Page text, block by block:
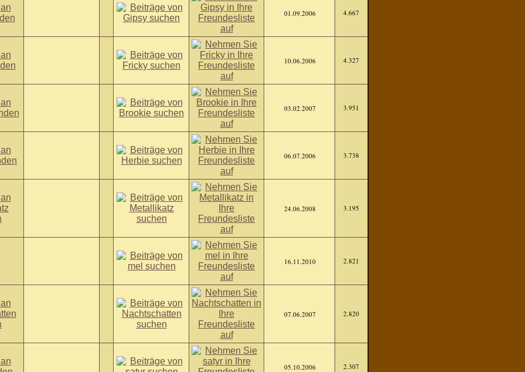
01.09.2006 4.667
10.06.2006 4.327
03.02.2007 3.951
06.07.2006 3.738
24.06.2008 3.195
16.11.2010 2.821
07.06.2007 2.820
05.10.2006 2.307